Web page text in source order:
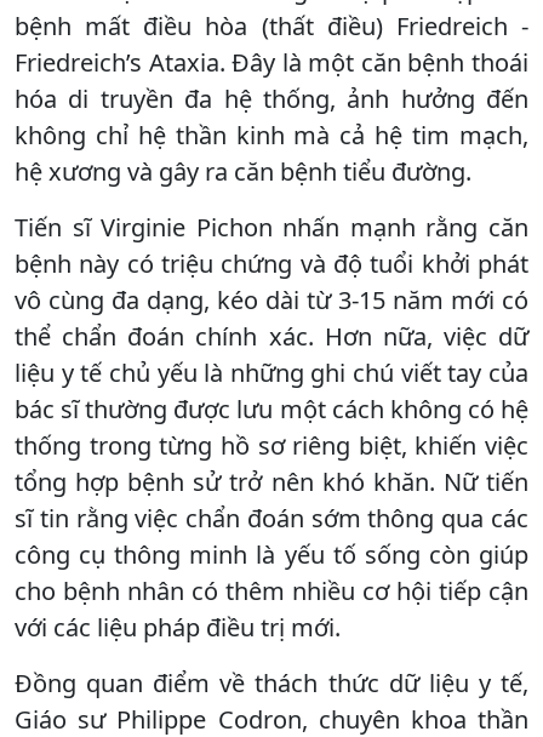
bệnh mất điều hòa (thất điều) Friedreich -
Friedreich’s Ataxia. Đây là một căn bệnh thoái
hóa di truyền đa hệ thống, ảnh hưởng đến
không chỉ hệ thần kinh mà cả hệ tim mạch,
hệ xương và gây ra căn bệnh tiểu đường.
Tiến sĩ Virginie Pichon nhấn mạnh rằng căn
bệnh này có triệu chứng và độ tuổi khởi phát
vô cùng đa dạng, kéo dài từ 3-15 năm mới có
thể chẩn đoán chính xác. Hơn nữa, việc dữ
liệu y tế chủ yếu là những ghi chú viết tay của
bác sĩ thường được lưu một cách không có hệ
thống trong từng hồ sơ riêng biệt, khiến việc
tổng hợp bệnh sử trở nên khó khăn. Nữ tiến
sĩ tin rằng việc chẩn đoán sớm thông qua các
công cụ thông minh là yếu tố sống còn giúp
cho bệnh nhân có thêm nhiều cơ hội tiếp cận
với các liệu pháp điều trị mới.
Đồng quan điểm về thách thức dữ liệu y tế,
Giáo sư Philippe Codron, chuyên khoa thần